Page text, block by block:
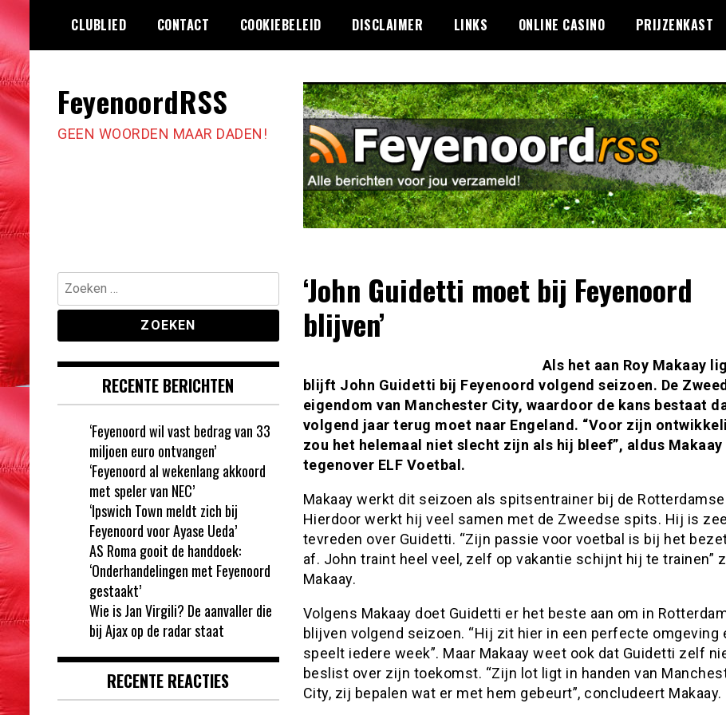
Ga
naar
de
inhoud
CLUBLIED CONTACT COOKIEBELEID DISCLAIMER LINKS ONLINE CASINO PRIJZENKAST
FeyenoordRSS
GEEN WOORDEN MAAR DADEN!
‘John Guidetti moet bij Feyenoord
blijven’
Als het aan Roy Makaay
blijft John Guidetti bij Feyenoord volgend seizoen. De
eigendom van Manchester City, waardoor de kans bestaat
volgend jaar terug moet naar Engeland. “Voor zijn
zou het helemaal niet slecht zijn als hij bleef”, aldus Makaay
tegenover ELF Voetbal.
Makaay werkt dit seizoen als spitsentrainer bij de
Hierdoor werkt hij veel samen met de Zweedse spits. Hij is
tevreden over Guidetti. “Zijn passie voor voetbal is bij het
af. John traint heel veel, zelf op vakantie schijnt hij te trainen”
Makaay.
Volgens Makaay doet Guidetti er het beste aan om in
blijven volgend seizoen. “Hij zit hier in een perfecte omgeving
speelt iedere week”. Maar Makaay weet ook dat Guidetti zelf
beslist over zijn toekomst. “Zijn lot ligt in handen van
City, zij bepalen wat er met hem gebeurt”, concludeert Makaay.
Zoeken
naar:
RECENTE BERICHTEN
‘Feyenoord wil vast bedrag van 33
miljoen euro ontvangen’
‘Feyenoord al wekenlang akkoord
met speler van NEC’
‘Ipswich Town meldt zich bij
Feyenoord voor Ayase Ueda’
AS Roma gooit de handdoek:
‘Onderhandelingen met Feyenoord
gestaakt’
Wie is Jan Virgili? De aanvaller die
bij Ajax op de radar staat
RECENTE REACTIES